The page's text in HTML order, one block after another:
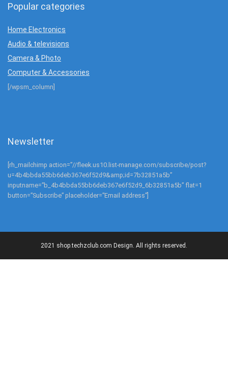
Popular categories
Home Electronics
Audio & televisions
Camera & Photo
Computer & Accessories
[/wpsm_column]
Newsletter
[rh_mailchimp action=”//fleek.us10.list-manage.com/subscribe/post?
u=4b4bbda55bb6deb367e6f52d9&amp;id=7b32851a5b”
inputname=”b_4b4bbda55bb6deb367e6f52d9_6b32851a5b” flat=1
button=”Subscribe” placeholder=”Email address”]
2021 shop.techzclub.com Design. All rights reserved.